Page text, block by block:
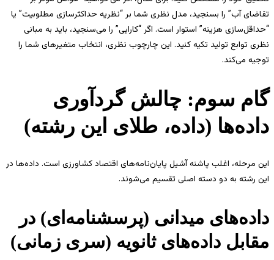
تقاضای آب” را بسنجید، مدل نظری شما بر “نظریه حداکثرسازی مطلوبیت” یا
“حداقل‌سازی هزینه” استوار است. اگر “کارایی” را می‌سنجید، باید به مبانی
نظری توابع تولید تکیه کنید. این چارچوب نظری، انتخاب متغیرهای شما را
توجیه می‌کند.
گام سوم: چالش گردآوری
داده‌ها (داده، طلای این رشته)
این مرحله، اغلب پاشنه آشیل پایان‌نامه‌های اقتصاد کشاورزی است. داده‌ها در
این رشته به دو دسته اصلی تقسیم می‌شوند.
داده‌های میدانی (پرسشنامه‌ای) در
مقابل داده‌های ثانویه (سری زمانی)